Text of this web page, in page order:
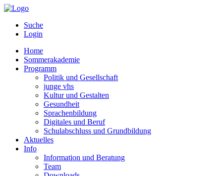
Suche
Login
Home
Sommerakademie
Programm
Politik und Gesellschaft
junge vhs
Kultur und Gestalten
Gesundheit
Sprachenbildung
Digitales und Beruf
Schulabschluss und Grundbildung
Aktuelles
Info
Information und Beratung
Team